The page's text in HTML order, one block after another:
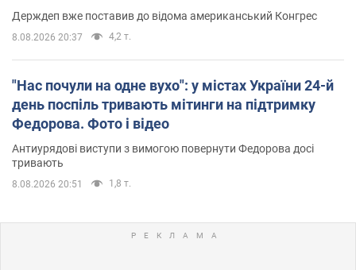
Держдеп вже поставив до відома американський Конгрес
8.08.2026 20:37 4,2 т.
"Нас почули на одне вухо": у містах України 24-й
день поспіль тривають мітинги на підтримку
Федорова. Фото і відео
Антиурядові виступи з вимогою повернути Федорова досі
тривають
8.08.2026 20:51 1,8 т.